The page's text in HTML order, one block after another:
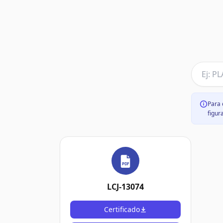
Para
PDF
LCJ-13074
Certificado